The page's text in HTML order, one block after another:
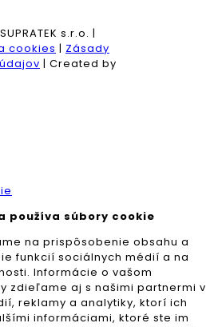
s.r.o. |
cookies | Zásady
| Created by
používa súbory cookie
na prispôsobenie obsahu a
funkcií sociálnych médií a na
Informácie o vašom
zdieľame aj s našimi partnermi v
reklamy a analytiky, ktorí ich
informáciami, ktoré ste im